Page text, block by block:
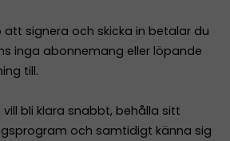
att signera och skicka in betalar du
inga abonnemang eller löpande
till.
bli klara snabbt, behålla sitt
och samtidigt känna sig